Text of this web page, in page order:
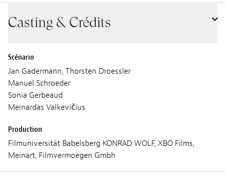
Casting & Crédits
Scénario
Jan Gadermann, Thorsten Droessler
Manuel Schroeder
Sonia Gerbeaud
Meinardas Valkevičius
Production
Filmuniversität Babelsberg KONRAD WOLF, XBO Films,
Meinart, Filmvermoegen Gmbh